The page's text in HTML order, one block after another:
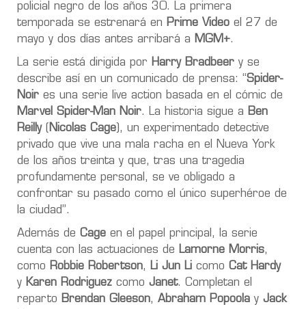
policial negro de los años 30. La primera
temporada se estrenará en Prime Video el 27 de
mayo y dos días antes arribará a
MGM+.
La serie está dirigida por Harry Bradbeer y se
describe así en un comunicado de prensa: “Spider-
Noir es una serie live action basada en el cómic de
Marvel Spider-Man Noir. La historia sigue a Ben
Reilly( Nicolas Cage ), un experimentado detective
privado que vive una mala racha en el Nueva York
de los años treinta y que, tras una tragedia
profundamente personal, se ve obligado a
confrontar su pasado como el único superhéroe de
la ciudad”.
Además de Cage en el papel principal, la serie
cuenta con las actuaciones de Lamorne Morris,
como Robbie Robertson, Li Jun Li como Cat Hardy
y Karen Rodriguez como Janet. Completan el
reparto Brendan Gleeson, Abraham Popoola y Jack